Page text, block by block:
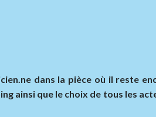
dans la pièce où il reste
ainsi que le choix de tous les